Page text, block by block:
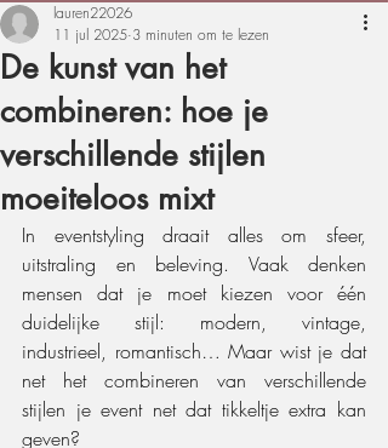
De kunst van het
combineren: hoe je
verschillende stijlen
moeiteloos mixt
lauren22026
11 jul 2025 3 minuten om te lezen
In eventstyling draait alles om sfeer,
uitstraling en beleving. Vaak denken
mensen dat je moet kiezen voor één
duidelijke stijl: modern, vintage,
industrieel, romantisch… Maar wist je dat
net het combineren van verschillende
stijlen je event net dat tikkeltje extra kan
geven?